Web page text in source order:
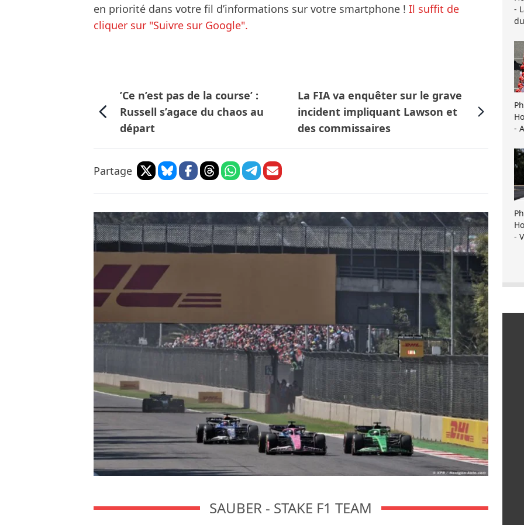
en priorité dans votre fil d’informations sur votre smartphone ! Il suffit de
cliquer sur "Suivre sur Google".
’Ce n’est pas de la course’ :
Russell s’agace du chaos au
départ
La FIA va enquêter sur le grave
incident impliquant Lawson et
des commissaires
Partage
SAUBER - STAKE F1 TEAM
-
-
-